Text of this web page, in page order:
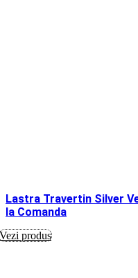
Lastra Travertin Silver
la Comanda
Vezi produs